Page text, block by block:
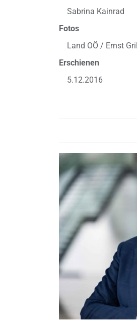
Sabrina Kainrad
Fotos
Land OÖ / Ernst
Erschienen
5.12.2016